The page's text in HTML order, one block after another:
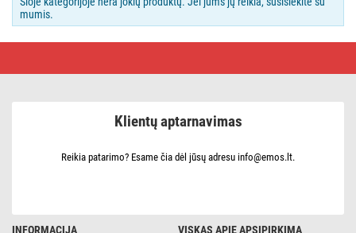
mumis.
INFORMACIJA VISKAS APIE APSIPIRKIMĄ
Klientų aptarnavimas
Reikia patarimo? Esame čia dėl jūsų adresu info@emos.lt.